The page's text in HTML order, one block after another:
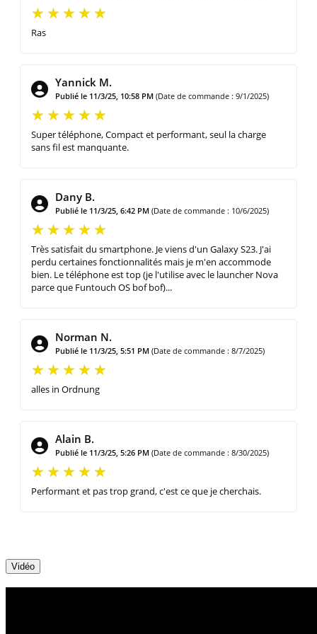
Ras
Yannick M.
Publié le 11/3/25, 10:58 PM (Date de commande : 9/1/2025)
Super téléphone, Compact et performant, seul la charge
sans fil est manquante.
Dany B.
Publié le 11/3/25, 6:42 PM (Date de commande : 10/6/2025)
Très satisfait du smartphone. Je viens d'un Galaxy S23. J'ai
perdu certaines fonctionnalités mais je m'en accommode
bien. Le téléphone est top (je l'utilise avec le launcher Nova
parce que Funtouch OS bof bof)...
Norman N.
Publié le 11/3/25, 5:51 PM (Date de commande : 8/7/2025)
alles in Ordnung
Alain B.
Publié le 11/3/25, 5:26 PM (Date de commande : 8/30/2025)
Performant et pas trop grand, c'est ce que je cherchais.
Vidéo